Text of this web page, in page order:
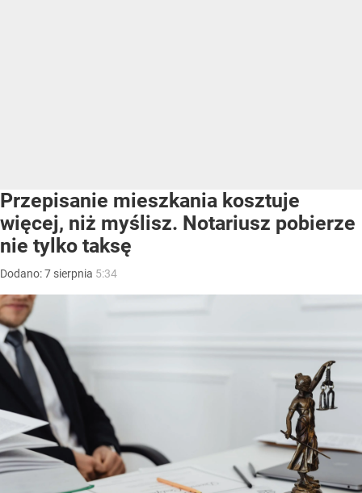
Przepisanie mieszkania kosztuje
więcej, niż myślisz. Notariusz pobierze
nie tylko taksę
Dodano:7 sierpnia 5:34